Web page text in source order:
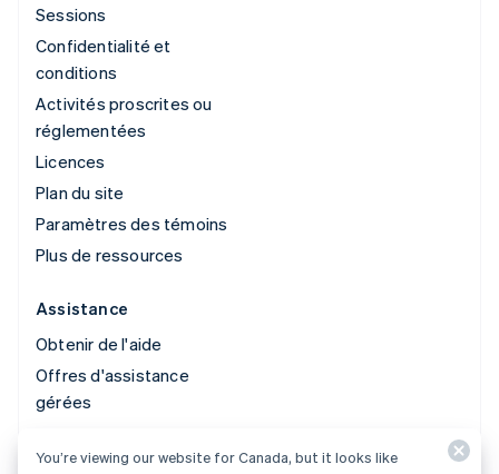
Sessions
Confidentialité et
conditions
Activités proscrites ou
réglementées
Licences
Plan du site
Paramètres des témoins
Plus de ressources
Assistance
Obtenir de l'aide
Offres d'assistance
gérées
© 2026 Stripe, LLC
You’re viewing our website for Canada, but it looks like